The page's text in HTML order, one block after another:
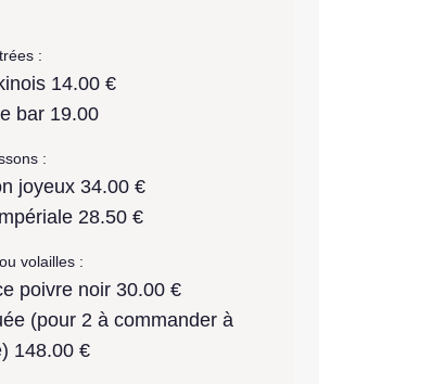
:
14.00 €
bar 19.00
:
joyeux 34.00 €
28.50 €
volailles :
poivre noir 30.00 €
(pour 2 à commander à
148.00 €